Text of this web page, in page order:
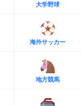
大学野球
海外サッカー
地方競馬